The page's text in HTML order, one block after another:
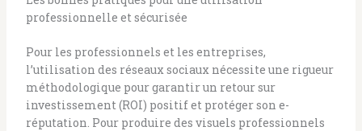
professionnelle et sécurisée
Pour les professionnels et les entreprises,
l’utilisation des réseaux sociaux nécessite une rigueur
méthodologique pour garantir un retour sur
investissement (ROI) positif et protéger son e-
réputation. Pour produire des visuels professionnels